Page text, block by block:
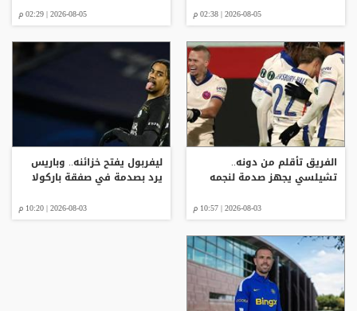
2026-08-05 | 02:38 م 2026-08-05 | 02:29 م
الفريق تأقلم من دونه..
تشيلسي يجهز صدمة لنجمه
2026-08-03 | 10:57 م
ليفربول يفتح خزائنه.. وباريس
يرد بصدمة في صفقة باركولا
2026-08-03 | 10:20 م